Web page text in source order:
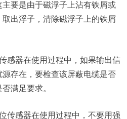
要是由于磁浮子上沾有铁屑或
出浮子，清除磁浮子上的铁屑
器在使用过程中，如果输出信
存在，要检查该屏蔽电缆是否
满足要求。
感器在使用过程中，不要用强